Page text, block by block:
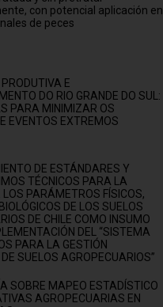
con potencial aplicación en
de peces
E
DO RIO GRANDE DO SUL:
PARA MINIMIZAR OS
EVENTOS EXTREMOS
DE ESTÁNDARES Y
TÉCNICOS PARA LA
LOS PARÁMETROS FÍSICOS,
DE LOS SUELOS
DE CHILE COMO INSUMO
DEL “SISTEMA
PARA LA GESTIÓN
SUELOS AGROPECUARIOS”
SOBRE MAPEO ESTADÍSTICO
AGROPECUARIAS EN